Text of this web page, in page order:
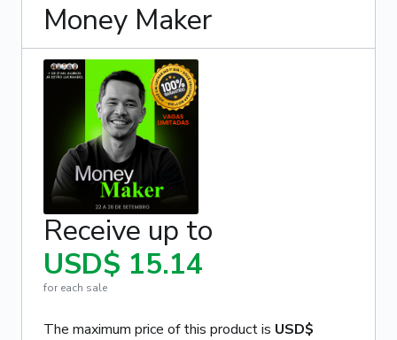
Money Maker
Receive up to
USD$ 15.14
for each sale
The maximum price of this product is USD$